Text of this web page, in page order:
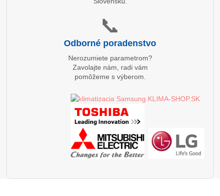
📞
Odborné poradenstvo
Nerozumiete parametrom?
Zavolajte nám, radi vám
pomôžeme s výberom.